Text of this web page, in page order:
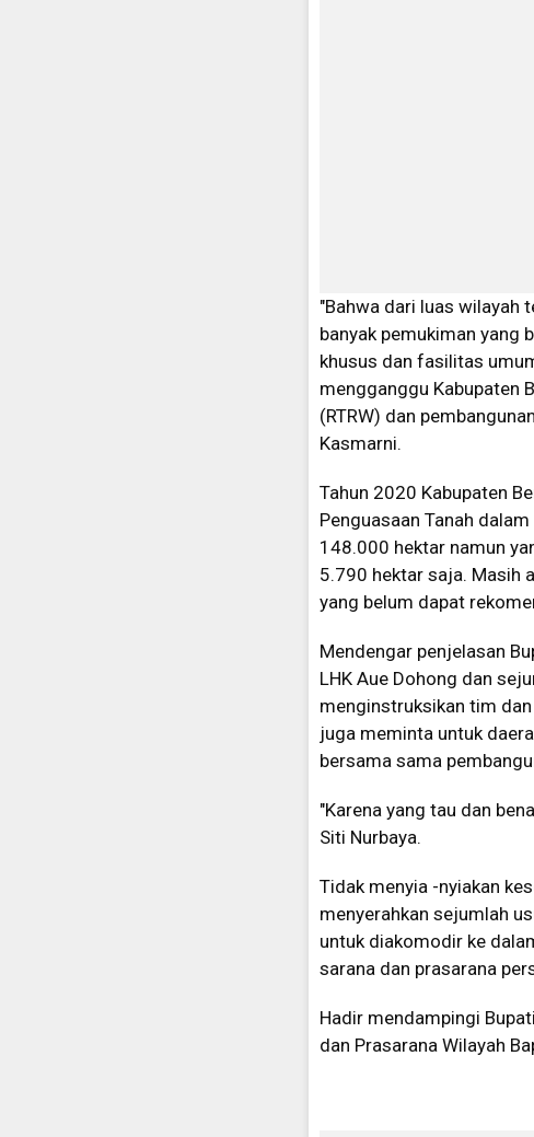
"Bahwa dari luas wilayah
banyak pemukiman yang
khusus dan fasilitas
mengganggu Kabupaten
(RTRW) dan
Kasmarni.
Tahun 2020 Kabupaten
Penguasaan Tanah
148.000 hektar namun
5.790 hektar saja. Masih
yang belum dapat
Mendengar penjelasan
LHK Aue Dohong dan
menginstruksikan tim
juga meminta untuk
bersama sama
"Karena yang tau dan
Siti Nurbaya.
Tidak menyia -nyiakan
menyerahkan sejumlah
untuk diakomodir ke
sarana dan prasarana
Hadir mendampingi
dan Prasarana Wilayah